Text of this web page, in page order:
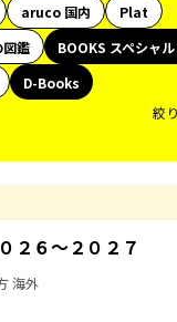
aruco 国内
Plat
図鑑
BOOKS スペシャ
D-Books
絞
６～２０２７
海外